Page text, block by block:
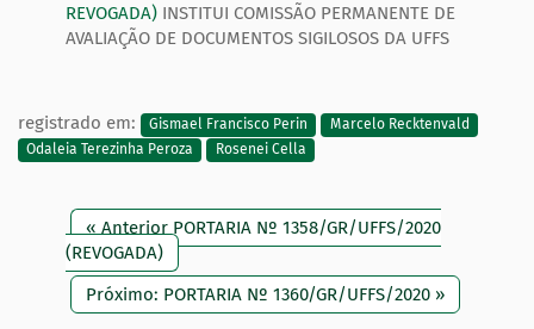
REVOGADA) INSTITUI COMISSÃO PERMANENTE DE
AVALIAÇÃO DE DOCUMENTOS SIGILOSOS DA UFFS
registrado em: Gismael Francisco Perin
Marcelo Recktenvald
Odaleia Terezinha Peroza
Rosenei Cella
« Anterior PORTARIA Nº 1358/GR/UFFS/2020
(REVOGADA)
Próximo: PORTARIA Nº 1360/GR/UFFS/2020 »